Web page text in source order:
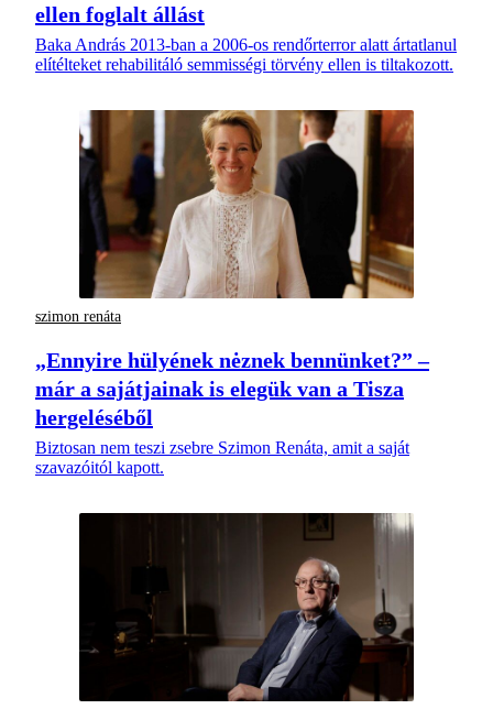
ellen foglalt állást
Baka András 2013-ban a 2006-os rendőrterror alatt ártatlanul
elítélteket rehabilitáló semmisségi törvény ellen is tiltakozott.
szimon renáta
„Ennyire hülyének nėznek bennünket?” –
már a sajátjainak is elegük van a Tisza
hergeléséből
Biztosan nem teszi zsebre Szimon Renáta, amit a saját
szavazóitól kapott.